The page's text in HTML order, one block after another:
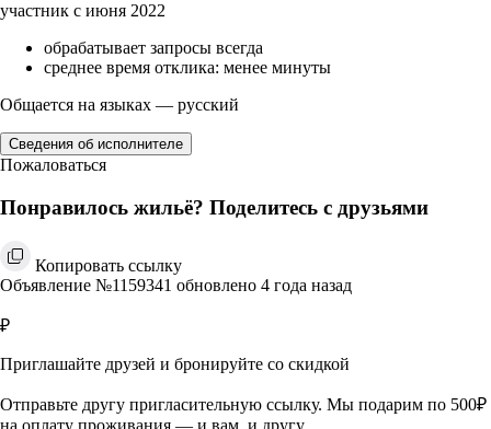
участник с июня 2022
обрабатывает запросы всегда
среднее время отклика: менее минуты
Общается на языках — русский
Сведения об исполнителе
Пожаловаться
Понравилось жильё? Поделитесь с друзьями
Копировать ссылку
Объявление №1159341 обновлено 4 года назад
₽
Приглашайте друзей и бронируйте со скидкой
Отправьте другу пригласительную ссылку. Мы подарим по 500₽
на оплату проживания — и вам, и другу.